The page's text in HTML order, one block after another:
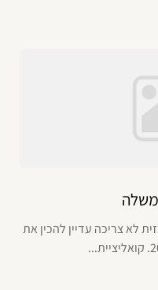
לא צריכה עדיין להכין את